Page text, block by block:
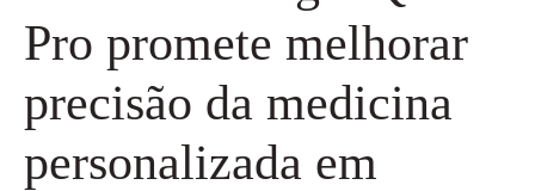
Pro promete melhorar
precisão da medicina
personalizada em